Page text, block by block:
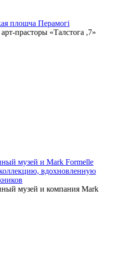
плошча Перамогі
прасторы «Талстога ,7»
музей и Mark Formelle
вдохновленную
музей и компания Mark